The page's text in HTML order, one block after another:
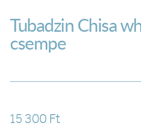
Tubadzin Chisa
csempe
15 300 Ft